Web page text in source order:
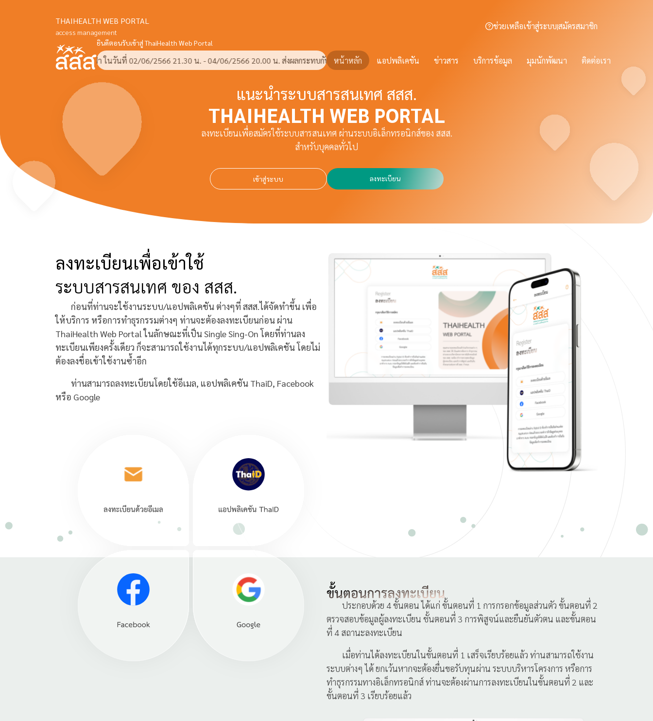
THAIHEALTH WEB PORTAL
access management
ช่วยเหลือเข้าสู่ระบบ|สมัครสมาชิก
ยินดีตอนรับเข้าสู่ ThaiHealth Web Portal
ารปิดระบบไฟฟ้า ในวันที่ 02/06/2566 21.30 น. - 04/06/2566 20.00 น. ส่งผลกระทบกับระบบทำให้ไม่สามารถใช้งานได้ชั่วคราวได้แก่ ระบบบริหารโครงการ (e-Granting) ระบบบันทึกรับ-จ่าย (e-Fin)
หน้าหลัก แอปพลิเคชัน ข่าวสาร บริการข้อมูล มุมนักพัฒนา ติดต่อเรา
แนะนำระบบสารสนเทศ สสส.
THAIHEALTH WEB PORTAL
ลงทะเบียนเพื่อสมัครใช้ระบบสารสนเทศ ผ่านระบบอิเล็กทรอนิกส์ของ สสส.
สำหรับบุคคลทั่วไป
เข้าสู่ระบบ ลงทะเบียน
ลงทะเบียนเพื่อเข้าใช้
ระบบสารสนเทศ ของ สสส.
ก่อนที่ท่านจะใช้งานระบบ/แอปพลิเคชัน ต่างๆที่ สสส.ได้จัดทำขึ้น เพื่อ
ให้บริการ หรือการทำธุรกรรมต่างๆ ท่านจะต้องลงทะเบียนก่อน ผ่าน
ThaiHealth Web Portal ในลักษณะที่เป็น Single Sing-On โดยที่ท่านลง
ทะเบียนเพียงครั้งเดียว ก็จะสามารถใช้งานได้ทุกระบบ/แอปพลิเคชัน โดยไม่
ต้องลงชื่อเข้าใช้งานซ้ำอีก
ท่านสามารถลงทะเบียนโดยใช้อีเมล, แอปพลิเคชัน ThaiD, Facebook
หรือ Google
ประกอบด้วย 4 ขั้นตอน ได้แก่ ขั้นตอนที่ 1 การกรอกข้อมูลส่วนตัว ขั้นตอนที่ 2
ตรวจสอบข้อมูลผู้ลงทะเบียน ชั้นตอนที่ 3 การพิสูจน์และยืนยันตัวตน และขั้นตอน
ที่ 4 สถานะลงทะเบียน
เมื่อท่านได้ลงทะเบียนในขั้นตอนที่ 1 เสร็จเรียบร้อยแล้ว ท่านสามารถใช้งาน
ระบบต่างๆ ได้ ยกเว้นหากจะต้องยื่นขอรับทุนผ่าน ระบบบริหารโครงการ หรือการ
ทำธุรกรรมทางอิเล็กทรอนิกส์ ท่านจะต้องผ่านการลงทะเบียนในขั้นตอนที่ 2 และ
ขั้นตอนที่ 3 เรียบร้อยแล้ว